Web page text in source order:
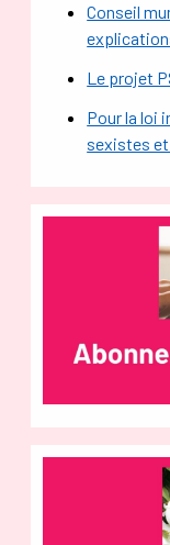
Conseil
Le projet
Pour la loi
sexistes